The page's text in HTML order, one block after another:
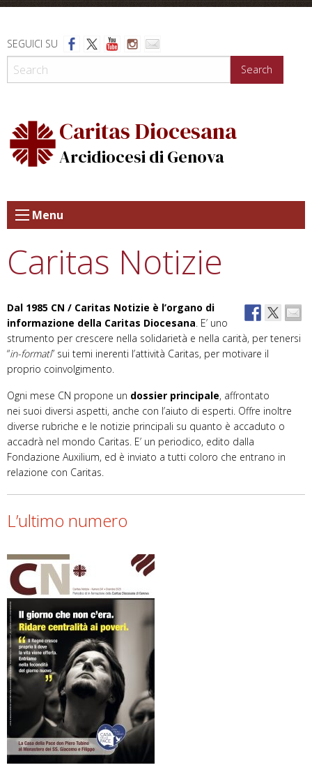
Skip
content
SEGUICI SU
Search
Caritas Diocesana
Arcidiocesi di Genova
Menu
Caritas Notizie
Dal 1985 CN / Caritas Notizie è l’organo di
informazione della Caritas Diocesana. E’ uno
strumento per crescere nella solidarietà e nella carità, per tenersi
“in-formati” sui temi inerenti l’attività Caritas, per motivare il
proprio coinvolgimento.
Ogni mese CN propone un dossier principale, affrontato
nei suoi diversi aspetti, anche con l’aiuto di esperti. Offre inoltre
diverse rubriche e le notizie principali su quanto è accaduto o
accadrà nel mondo Caritas. E’ un periodico, edito dalla
Fondazione Auxilium, ed è inviato a tutti coloro che entrano in
relazione con Caritas.
L’ultimo numero